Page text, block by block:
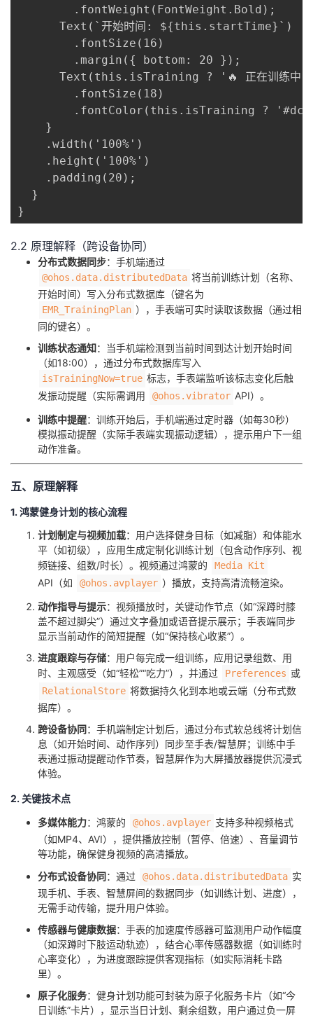
        .fontWeight(FontWeight.Bold);
      Text(`开始时间: ${this.startTime}`)
        .fontSize(16)
        .margin({ bottom: 20 });
Text(this.isTraining ? '🔥 正在训练中
        .fontSize(18)
.fontColor(this.isTraining ?
    }
    .width('100%')
    .height('100%')
    .padding(20);
  }
}
2.2 原理解释（跨设备协同）
​分布式数据同步​​：手机端通过
@ohos.data.distributedData 将当前训练计划（名称、
开始时间）写入分布式数据库（键名为
EMR_TrainingPlan ），手表端可实时读取该数据（通过相
同的键名）。
​训练状态通知​​：当手机端检测到当前时间到达计划开始时间
（如18:00），通过分布式数据库写入
isTrainingNow=true 标志，手表端监听该标志变化后触
发振动提醒（实际需调用
@ohos.vibrator API）。
​训练中提醒​​：训练开始后，手机端通过定时器（如每30秒）
模拟振动提醒（实际手表端实现振动逻辑），提示用户下一组
动作准备。
五、原理解释
1. 鸿蒙健身计划的核心流程
​计划制定与视频加载​​：用户选择健身目标（如减脂）和体能水
平（如初级），应用生成定制化训练计划（包含动作序列、视
频链接、组数/时长）。视频通过鸿蒙的
Media Kit
API（如 @ohos.avplayer ）播放，支持高清流畅渲染。
​动作指导与提示​​：视频播放时，关键动作节点（如“深蹲时膝
盖不超过脚尖”）通过文字叠加或语音提示展示；手表端同步
显示当前动作的简短提醒（如“保持核心收紧”）。
​进度跟踪与存储​​：用户每完成一组训练，应用记录组数、用
时、主观感受（如“轻松”“吃力”），并通过
Preferences 或
RelationalStore 将数据持久化到本地或云端（分布式数
据库）。
​跨设备协同​​：手机端制定计划后，通过分布式软总线将计划信
息（如开始时间、动作序列）同步至手表/智慧屏；训练中手
表通过振动提醒动作节奏，智慧屏作为大屏播放器提供沉浸式
体验。
2. 关键技术点
​多媒体能力​​：鸿蒙的 @ohos.avplayer 支持多种视频格式
（如MP4、AVI），提供播放控制（暂停、倍速）、音量调节
等功能，确保健身视频的高清播放。
​分布式设备协同​​：通过 @ohos.data.distributedData 实
现手机、手表、智慧屏间的数据同步（如训练计划、进度），
无需手动传输，提升用户体验。
​传感器与健康数据​​：手表的加速度传感器可监测用户动作幅度
（如深蹲时下肢运动轨迹），结合心率传感器数据（如训练时
心率变化），为进度跟踪提供客观指标（如实际消耗卡路
里）。
​原子化服务​​：健身计划功能可封装为原子化服务卡片（如“今
日训练”卡片），显示当日计划、剩余组数，用户通过负一屏